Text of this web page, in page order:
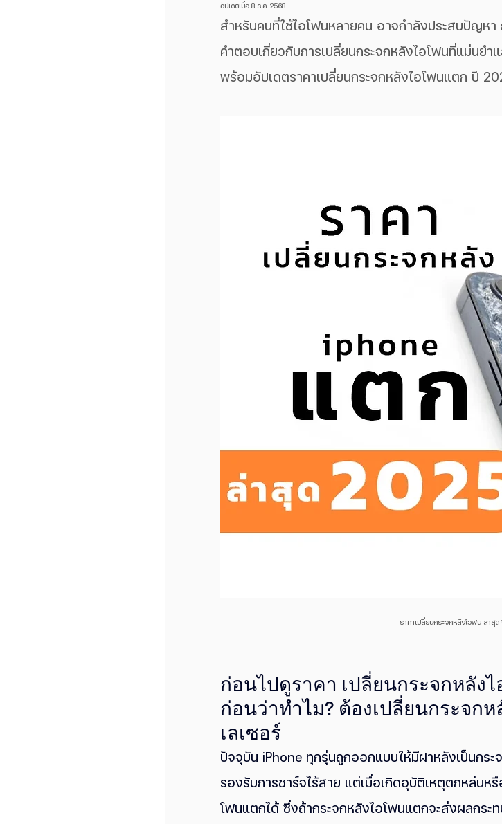
เลนส์กล้องหลัง iPhone
อัปเดตเมื่อ 8 ธ.ค. 2568
สำหรับคนที่ใช้ไอโฟนหลายคน อาจกำลังประสบปัญห
คำตอบเกี่ยวกับการเปลี่ยนกระจกหลังไอโฟนที่แม่นยำ
พร้อมอัปเดตราคาเปลี่ยนกระจกหลังไอโฟนแตก ปี
ราคาเปลี่ยนกระจกหลังไอฟน ล่าสุด
ก่อนไปดูราคา เปลี่ยนกระจกหลัง
ก่อนว่าทำไม? ต้องเปลี่ยนกระจกห
เลเซอร์
ปัจจุบัน iPhone ทุกรุ่นถูกออกแบบให้มีฝาหลังเป็นกระ
รองรับการชาร์จไร้สาย แต่เมื่อเกิดอุบัติเหตุตกหล่นห
โฟนแตกได้ ซึ่งถ้ากระจกหลังไอโฟนแตกจะส่งผลกร